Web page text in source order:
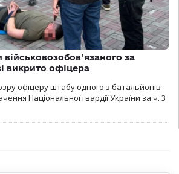
за
викрито офіцера
офіцеру штабу одного з батальйонів
Національної гвардії України за ч. 3